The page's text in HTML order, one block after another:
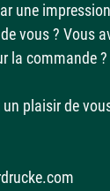
une
vous ? Vous
la commande ?
plaisir de